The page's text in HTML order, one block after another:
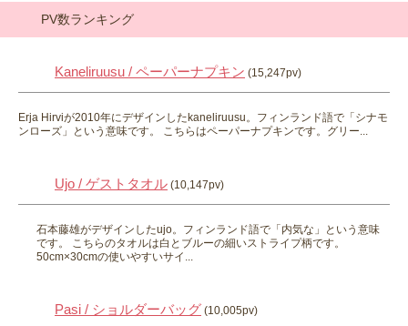
PV数ランキング
Kaneliruusu / ペーパーナプキン (15,247pv)
Erja Hirviが2010年にデザインしたkaneliruusu。フィンランド語で「シナモ
ンローズ」という意味です。 こちらはペーパーナプキンです。グリー...
Ujo / ゲストタオル (10,147pv)
石本藤雄がデザインしたujo。フィンランド語で「内気な」という意味
です。 こちらのタオルは白とブルーの細いストライプ柄です。
50cm×30cmの使いやすいサイ...
Pasi / ショルダーバッグ (10,005pv)